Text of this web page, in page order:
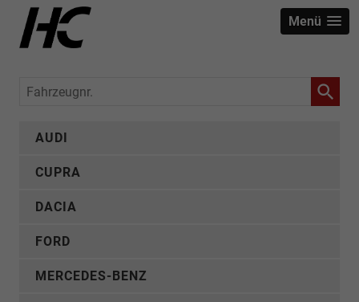
Menü
Fahrzeugnr.
AUDI
CUPRA
DACIA
FORD
MERCEDES-BENZ